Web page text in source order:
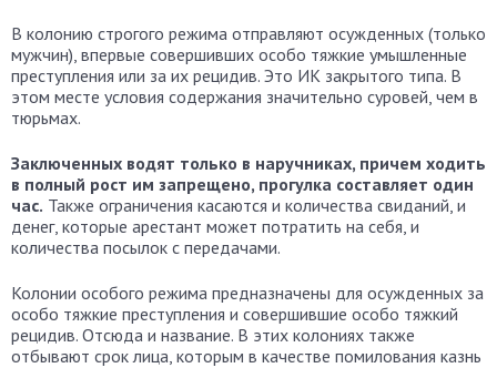
В колонию строгого режима отправляют осужденных (только
мужчин), впервые совершивших особо тяжкие умышленные
преступления или за их рецидив. Это ИК закрытого типа. В
этом месте условия содержания значительно суровей, чем в
тюрьмах.
Заключенных водят только в наручниках, причем ходить
в полный рост им запрещено, прогулка составляет один
час. Также ограничения касаются и количества свиданий, и
денег, которые арестант может потратить на себя, и
количества посылок с передачами.
Колонии особого режима предназначены для осужденных за
особо тяжкие преступления и совершившие особо тяжкий
рецидив. Отсюда и название. В этих колониях также
отбывают срок лица, которым в качестве помилования казнь